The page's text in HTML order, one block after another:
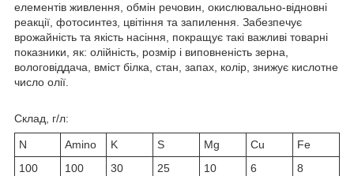
елементів живлення, обмін речовин, окислювально-відновні
реакції, фотосинтез, цвітіння та запилення. Забезпечує
врожайність та якість насіння, покращує такі важливі товарні
показники, як: олійність, розмір і виповненість зерна,
вологовіддача, вміст білка, стан, запах, колір, знижує кислотне
число олії.
Склад, г/л:
N Amino K S Mg Cu
Fe
100
100 30 25 10 6
8